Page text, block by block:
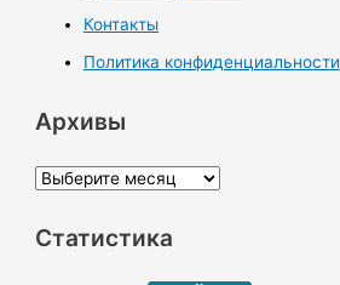
Контакты
Политика конфиденциальности
Архивы
А
х
Статистика